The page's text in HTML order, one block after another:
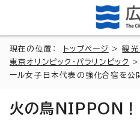
現在の位置： トップページ >観光
東京オリンピック・パラリンピック
>
ール女子日本代表の強化合宿を公
火の鳥NIPPON